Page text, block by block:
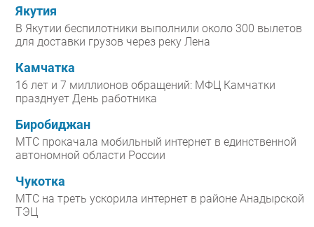
Якутия
В Якутии беспилотники выполнили около 300 вылетов
для доставки грузов через реку Лена
Камчатка
16 лет и 7 миллионов обращений: МФЦ Камчатки
празднует День работника
Биробиджан
МТС прокачала мобильный интернет в единственной
автономной области России
Чукотка
МТС на треть ускорила интернет в районе Анадырской
ТЭЦ